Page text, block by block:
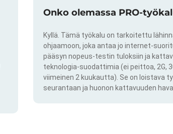
Onko olemassa PRO-
Kyllä. Tämä työkalu on tarkoitettu
ohjaamoon, joka antaa jo internet-
pääsyn nopeus-testin tuloksiin ja
teknologia-suodattimia (ei peittoa, 2G,
viimeinen 2 kuukautta). Se on loistava
seurantaan ja huonon kattavuuden